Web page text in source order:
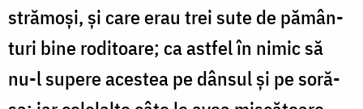
strămoși, și care erau trei sute de pă­mân­
turi bine ro­di­toare; ca astfel în nimic să
nu-l supere acestea pe dânsul și pe soră-